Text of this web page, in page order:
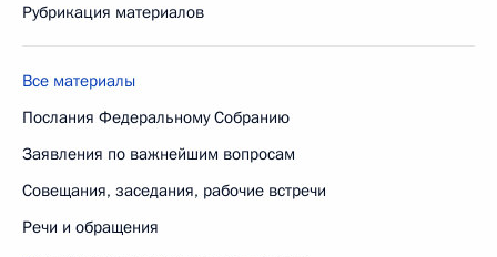
Рубрикация материалов
Все материалы
Послания Федеральному Собранию
Заявления по важнейшим вопросам
Совещания, заседания, рабочие встречи
Речи и обращения